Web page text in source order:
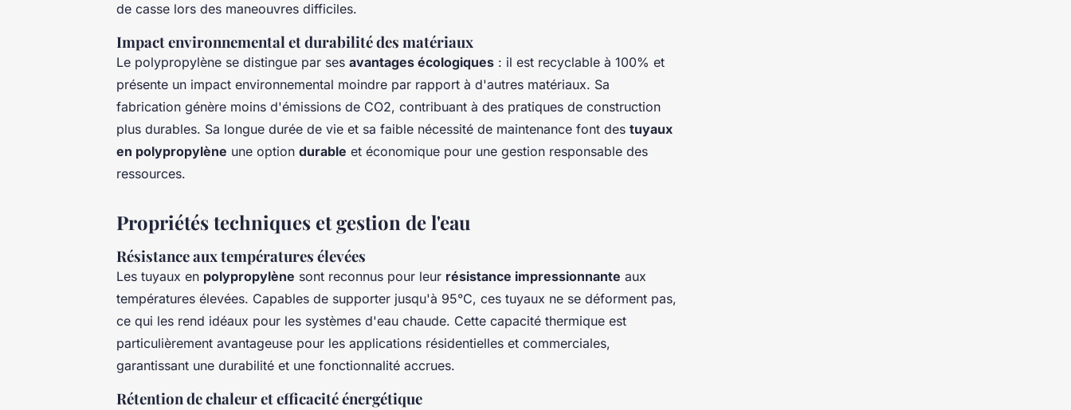
de casse lors des maneouvres difficiles.
Impact environnemental et durabilité des matériaux
Le polypropylène se distingue par ses avantages écologiques : il est recyclable à 100% et
présente un impact environnemental moindre par rapport à d'autres matériaux. Sa
fabrication génère moins d'émissions de CO2, contribuant à des pratiques de construction
plus durables. Sa longue durée de vie et sa faible nécessité de maintenance font des tuyaux
en polypropylène une option durable et économique pour une gestion responsable des
ressources.
Propriétés techniques et gestion de l'eau
Résistance aux températures élevées
Les tuyaux en polypropylène sont reconnus pour leur résistance impressionnante aux
températures élevées. Capables de supporter jusqu'à 95°C, ces tuyaux ne se déforment pas,
ce qui les rend idéaux pour les systèmes d'eau chaude. Cette capacité thermique est
particulièrement avantageuse pour les applications résidentielles et commerciales,
garantissant une durabilité et une fonctionnalité accrues.
Rétention de chaleur et efficacité énergétique